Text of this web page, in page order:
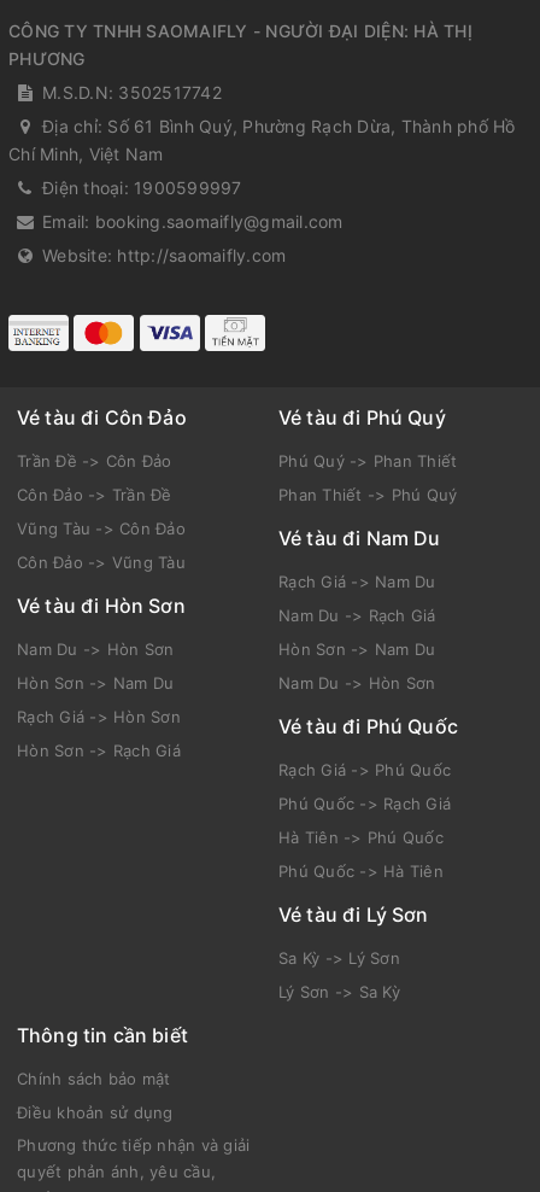
CÔNG TY TNHH SAOMAIFLY - NGƯỜI ĐẠI DIỆN: HÀ THỊ
PHƯƠNG
M.S.D.N: 3502517742
Địa chỉ: Số 61 Bình Quý, Phường Rạch Dừa, Thành phố Hồ
Chí Minh, Việt Nam
Điện thoại: 1900599997
Email: booking.saomaifly@gmail.com
Website: http://saomaifly.com
Vé tàu đi Côn Đảo
Trần Đề -> Côn Đảo
Côn Đảo -> Trần Đề
Vũng Tàu -> Côn Đảo
Côn Đảo -> Vũng Tàu
Vé tàu đi Hòn Sơn
Nam Du -> Hòn Sơn
Hòn Sơn -> Nam Du
Rạch Giá -> Hòn Sơn
Hòn Sơn -> Rạch Giá
Vé tàu đi Phú Quý
Phú Quý -> Phan Thiết
Phan Thiết -> Phú Quý
Vé tàu đi Nam Du
Rạch Giá -> Nam Du
Nam Du -> Rạch Giá
Hòn Sơn -> Nam Du
Nam Du -> Hòn Sơn
Vé tàu đi Phú Quốc
Rạch Giá -> Phú Quốc
Phú Quốc -> Rạch Giá
Hà Tiên -> Phú Quốc
Phú Quốc -> Hà Tiên
Vé tàu đi Lý Sơn
Sa Kỳ -> Lý Sơn
Lý Sơn -> Sa Kỳ
Thông tin cần biết
Chính sách bảo mật
Điều khoản sử dụng
Phương thức tiếp nhận và giải
quyết phản ánh, yêu cầu,